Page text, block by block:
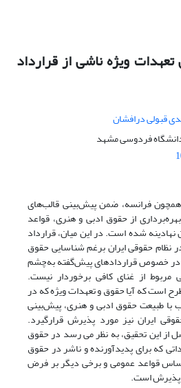
ویژه ناشی از قرارداد
قبولی درافشان
فردوسی مشهد
فرانسه، ضمن پیش‌بینی قالب‌های
از حقوق ادبی و هنری، قواعد
شده ‌است. در این میان، قرارداد
نظام‌ حقوقی ایران برغم شناسایی حقوق
در خصوص قراردادهای پیش‌گفته به‌چشم
مربوط از غنای کافی برخوردار نیست.
است که آیا حقوق و تعهدات ویژه که در
با طبیعت حقوق ادبی و هنری، پیش‌بینی‌
ایران نیز مورد پذیرش قرارگیرد.
از این تحقیق، به نظر می رسد در حقوق
که برای پدیدآورنده و ناشر در حقوق
قواعد عمومی و برخی دیگر بر فرض
پذیرش است.